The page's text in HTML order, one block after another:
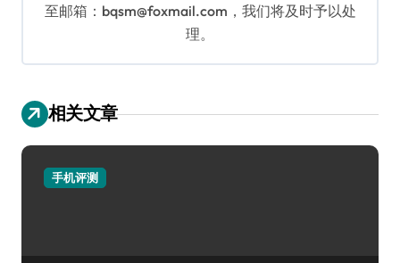
至邮箱：bqsm@foxmail.com，我们将及时予以处
理。
相关文章
手机评测